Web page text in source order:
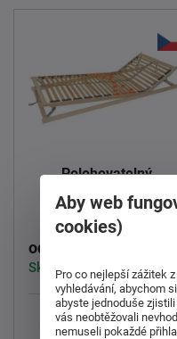
Polohovatelný
lamelový rošt Double
expert
od
Skladem > 5 ks
130 Kg 5 cm 3 zóny
Aby web
cookies)
Pro co nejlepší zážitek
vyhledávání, abychom
abyste jednoduše
vás neobtěžovali
nemuseli pokaždé